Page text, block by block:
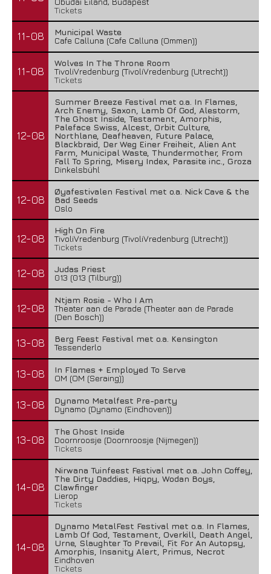
Tickets
11-08
Municipal Waste
Cafe Calluna (Cafe Calluna (Ommen))
11-08
Wolves In The Throne Room
TivoliVredenburg (TivoliVredenburg (Utrecht))
Tickets
12-08
Summer Breeze Festival met o.a. In Flames,
Arch Enemy, Saxon, Lamb Of God, Alestorm,
The Ghost Inside, Testament, Amorphis,
Paleface Swiss, Alcest, Orbit Culture,
Northlane, Deafheaven, Future Palace,
Blackbraid, Der Weg Einer Freiheit, Alien Ant
Farm, Municipal Waste, Thundermother, From
Fall To Spring, Misery Index, Parasite inc., Groza
Dinkelsbühl
12-08
Øyafestivalen Festival met o.a. Nick Cave & the
Bad Seeds
Oslo
12-08
High On Fire
TivoliVredenburg (TivoliVredenburg (Utrecht))
Tickets
12-08
Judas Priest
013 (013 (Tilburg))
12-08
Ntjam Rosie - Who I Am
Theater aan de Parade (Theater aan de Parade
(Den Bosch))
13-08
Berg Feest Festival met o.a. Kensington
Tessenderlo
13-08
In Flames + Employed To Serve
OM (OM (Seraing))
13-08
Dynamo Metalfest Pre-party
Dynamo (Dynamo (Eindhoven))
13-08
The Ghost Inside
Doornroosje (Doornroosje (Nijmegen))
Tickets
14-08
Nirwana Tuinfeest Festival met o.a. John Coffey,
The Dirty Daddies, Hiqpy, Wodan Boys,
Clawfinger
Lierop
Tickets
14-08
Dynamo MetalFest Festival met o.a. In Flames,
Lamb Of God, Testament, Overkill, Death Angel,
Urne, Slaughter To Prevail, Fit For An Autopsy,
Amorphis, Insanity Alert, Primus, Necrot
Eindhoven
Tickets